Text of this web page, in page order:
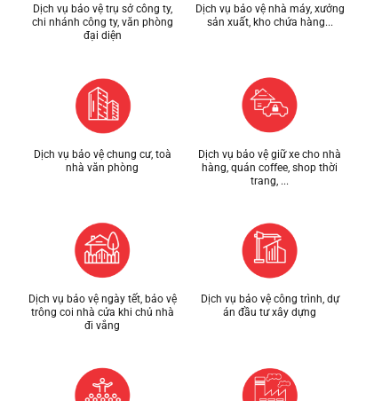
Dịch vụ bảo vệ trụ sở công ty,
chi nhánh công ty, văn phòng
đại diện
Dịch vụ bảo vệ nhà máy, xưởng
sản xuất, kho chứa hàng...
Dịch vụ bảo vệ chung cư, toà
nhà văn phòng
Dịch vụ bảo vệ giữ xe cho nhà
hàng, quán coffee, shop thời
trang, ...
Dịch vụ bảo vệ ngày tết, bảo vệ
trông coi nhà cửa khi chủ nhà
đi vắng
Dịch vụ bảo vệ công trình, dự
án đầu tư xây dựng